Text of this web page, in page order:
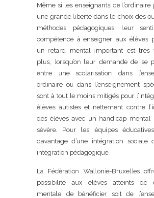
Même si les enseignants de l’ordinaire
une grande liberté dans le choix des
méthodes pédagogiques, leur
compétence à enseigner aux élèves
un retard mental important est très
plus, lorsqu’on leur demande de se
entre une scolarisation dans
ordinaire ou dans l’enseignement
sont à tout le moins mitigés pour
élèves autistes et nettement contre
des élèves avec un handicap mental
sévère. Pour les équipes
davantage d’une intégration sociale
intégration pédagogique.
La Fédération Wallonie-Bruxelles
possibilité aux élèves atteints de
mentale de bénéficier soit de